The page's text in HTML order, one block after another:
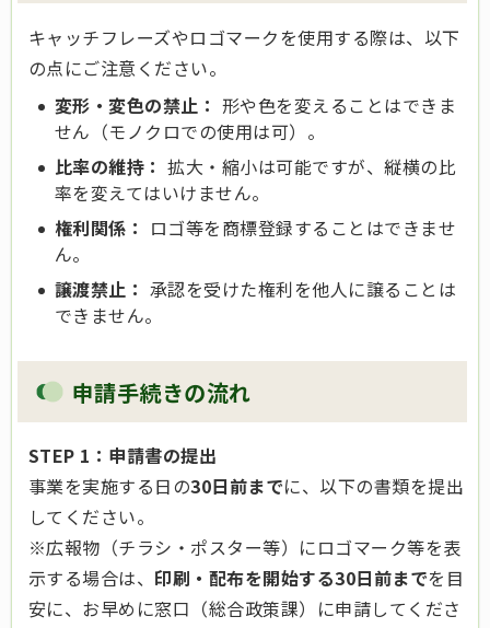
キャッチフレーズやロゴマークを使用する際は、以下
の点にご注意ください。
変形・変色の禁止： 形や色を変えることはできま
せん（モノクロでの使用は可）。
比率の維持： 拡大・縮小は可能ですが、縦横の比
率を変えてはいけません。
権利関係： ロゴ等を商標登録することはできませ
ん。
譲渡禁止： 承認を受けた権利を他人に譲ることは
できません。
申請手続きの流れ
STEP 1：申請書の提出
事業を実施する日の30日前までに、以下の書類を提出
してください。
※広報物（チラシ・ポスター等）にロゴマーク等を表
示する場合は、 印刷・配布を開始する30日前までを目
安に、お早めに窓口（総合政策課）に申請してくださ